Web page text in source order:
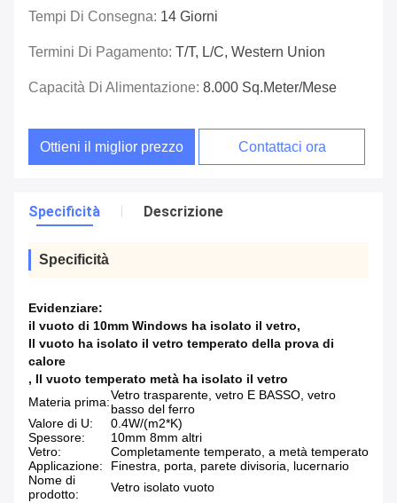
Tempi Di Consegna: 14 Giorni
Termini Di Pagamento: T/T, L/C, Western Union
Capacità Di Alimentazione: 8.000 Sq.meter/mese
Ottieni il miglior prezzo Contattaci ora
Specificità Descrizione
Specificità
Evidenziare:
il vuoto di 10mm Windows ha isolato il vetro,
Il vuoto ha isolato il vetro temperato della prova di
calore
, Il vuoto temperato metà ha isolato il vetro
Materia prima:Vetro trasparente, vetro E BASSO, vetro
basso del ferro
Valore di U:
0.4W/(m2*K)
Spessore:
10mm 8mm altri
Vetro:
Completamente temperato, a metà temperato
Applicazione:
Finestra, porta, parete divisoria, lucernario
Nome di
prodotto:
Vetro isolato vuoto